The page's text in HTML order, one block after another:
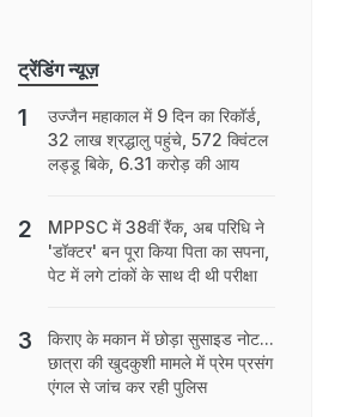
ट्रेंडिंग न्यूज़
उज्जैन महाकाल में 9 दिन का रिकॉर्ड,
32 लाख श्रद्धालु पहुंचे, 572 क्विंटल
लड्डू बिके, 6.31 करोड़ की आय
MPPSC में 38वीं रैंक, अब परिधि ने
'डॉक्टर' बन पूरा किया पिता का सपना,
पेट में लगे टांकों के साथ दी थी परीक्षा
किराए के मकान में छोड़ा सुसाइड नोट...
छात्रा की खुदकुशी मामले में प्रेम प्रसंग
एंगल से जांच कर रही पुलिस